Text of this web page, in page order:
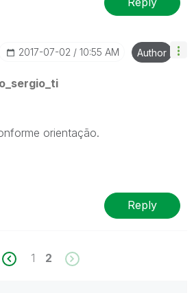
‎2017-07-02 10:55 AM Author
orientação.
Reply
1 2